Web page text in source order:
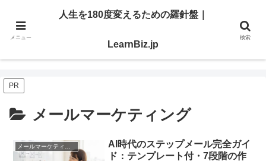
明日を切り開く「学び」と「スキル」を、ここで。
人生を180度変えるための羅針盤｜LearnBiz.jp
PR
メールマーケティング
AI時代のステップメール完全ガイ
ド：テンプレート付・7段階の作
メニュー
人生を180度変えるための羅針盤｜
LearnBiz.jp
検索